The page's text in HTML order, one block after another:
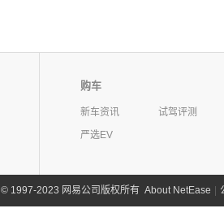
购车
新车资讯
试驾评测
严选EV
©1997-2023 网易公司版权所有 About NetEase